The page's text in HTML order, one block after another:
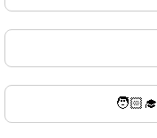
🧑🏻‍🎓